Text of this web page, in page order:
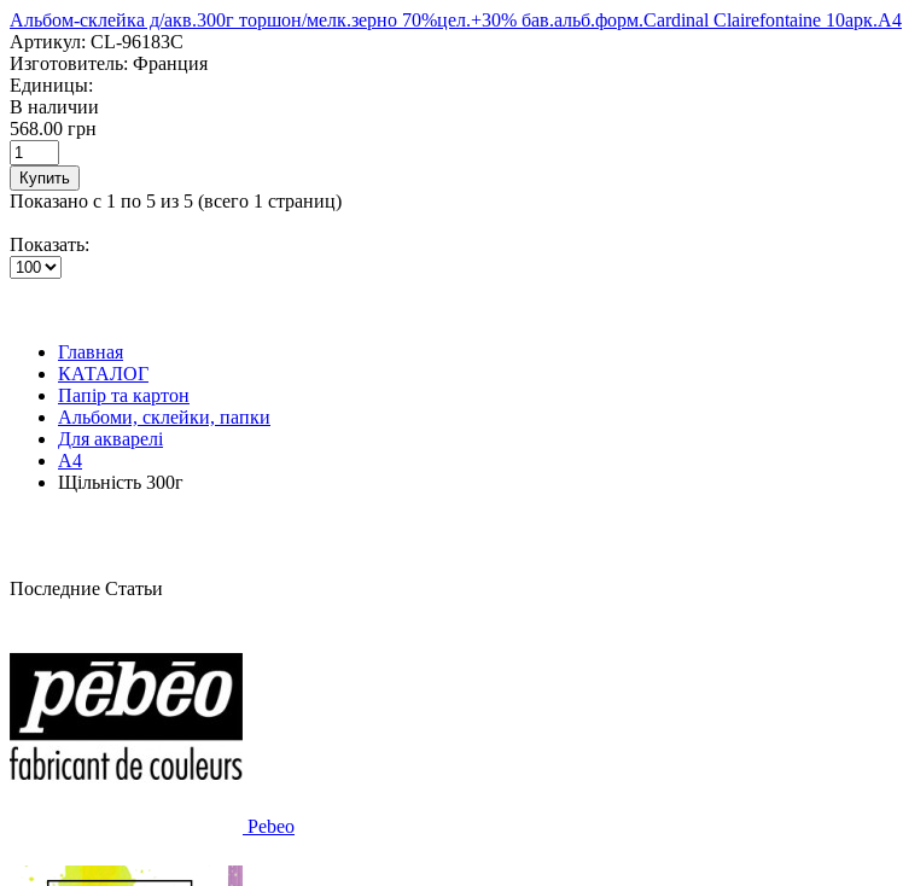
Альбом-склейка д/акв.300г торшон/мелк.зерно 70%цел.+30% бав.альб.форм.Cardinal Clairefontaine 10арк.А4
Артикул: CL-96183C
Изготовитель: Франция
Единицы:
В наличии
568.00 грн
Купить
Показано с 1 по 5 из 5 (всего 1 страниц)
Показать:
Главная
КАТАЛОГ
Папір та картон
Альбоми, склейки, папки
Для акварелі
А4
Щільність 300г
Последние Статьи
Pebeo